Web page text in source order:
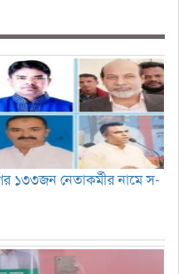
১৩৩জন নেতাকর্মীর নামে স-